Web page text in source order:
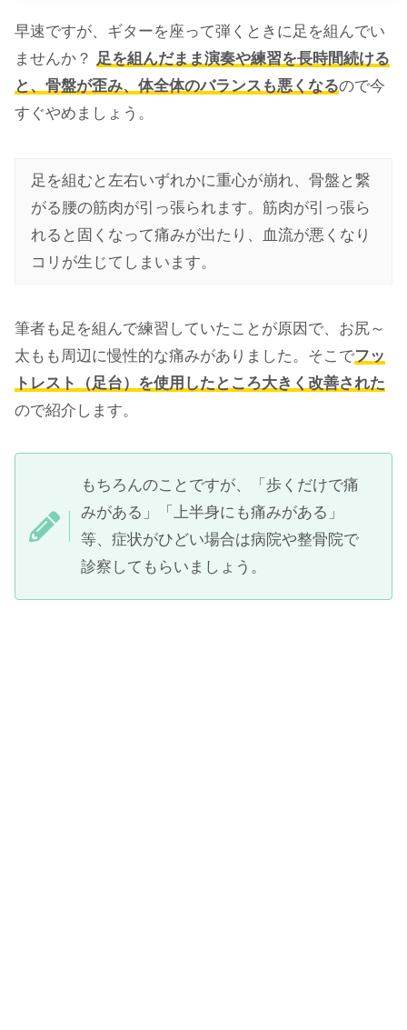
早速ですが、ギターを座って弾くときに足を組んでい
ませんか？ 足を組んだまま演奏や練習を長時間続ける
と、骨盤が歪み、体全体のバランスも悪くなるので今
すぐやめましょう。
足を組むと左右いずれかに重心が崩れ、骨盤と繋
がる腰の筋肉が引っ張られます。筋肉が引っ張ら
れると固くなって痛みが出たり、血流が悪くなり
コリが生じてしまいます。
筆者も足を組んで練習していたことが原因で、お尻～
太もも周辺に慢性的な痛みがありました。そこでフッ
トレスト（足台）を使用したところ大きく改善された
ので紹介します。
もちろんのことですが、「歩くだけで痛
みがある」「上半身にも痛みがある」
等、症状がひどい場合は病院や整骨院で
診察してもらいましょう。